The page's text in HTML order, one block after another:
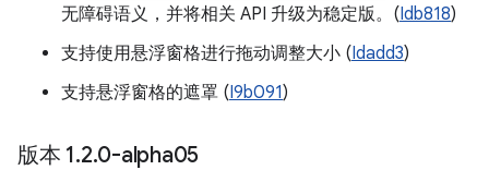
无障碍语义，并将相关 API 升级为稳定版。(Idb818)
支持使用悬浮窗格进行拖动调整大小 (Idadd3)
支持悬浮窗格的遮罩 (I9b091)
版本 1.2.0-alpha05